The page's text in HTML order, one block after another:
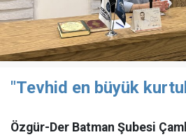
"Tevhid en büyük
Özgür-Der Batman Şubesi